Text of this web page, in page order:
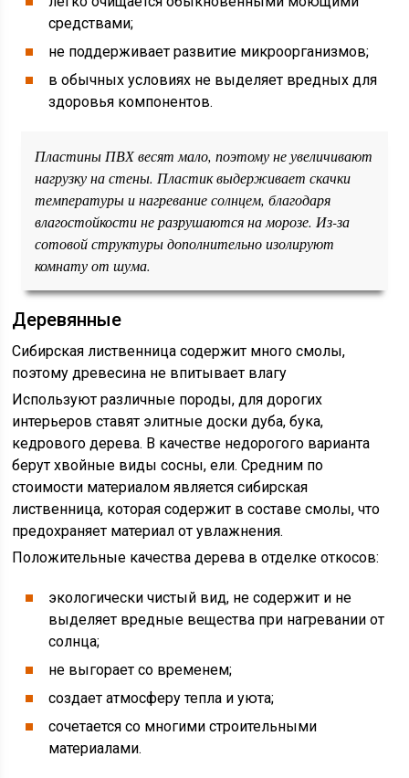
средствами;
не поддерживает развитие микроорганизмов;
в обычных условиях не выделяет вредных для
здоровья компонентов.
Пластины ПВХ весят мало, поэтому не увеличивают
нагрузку на стены. Пластик выдерживает скачки
температуры и нагревание солнцем, благодаря
влагостойкости не разрушаются на морозе. Из-за
сотовой структуры дополнительно изолируют
комнату от шума.
Деревянные
Сибирская лиственница содержит много смолы,
поэтому древесина не впитывает влагу
Используют различные породы, для дорогих
интерьеров ставят элитные доски дуба, бука,
кедрового дерева. В качестве недорогого варианта
берут хвойные виды сосны, ели. Средним по
стоимости материалом является сибирская
лиственница, которая содержит в составе смолы, что
предохраняет материал от увлажнения.
Положительные качества дерева в отделке откосов:
экологически чистый вид, не содержит и не
выделяет вредные вещества при нагревании от
солнца;
не выгорает со временем;
создает атмосферу тепла и уюта;
сочетается со многими строительными
материалами.